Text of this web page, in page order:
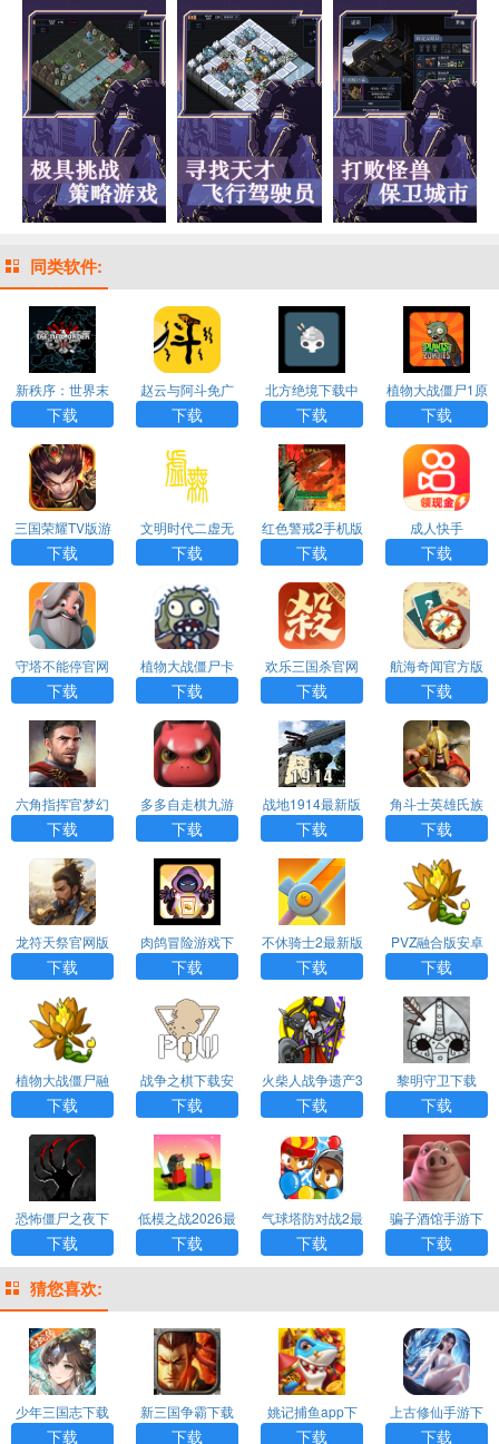
同类软件:
新秩序：世界末
日汉化版游戏AP
P下载
下载
赵云与阿斗免广
告版下载
下载
北方绝境下载中
文版
下载
植物大战僵尸1原
版下载中文版
下载
三国荣耀TV版游
戏APP下载
下载
文明时代二虚无
中文版下载
下载
红色警戒2手机版
下载
成人快手
下载
守塔不能停官网
版下载
下载
植物大战僵尸卡
牌肉鸽手机版下
载
下载
欢乐三国杀官网
版下载安卓版
下载
航海奇闻官方版
下载手机版
下载
六角指挥官梦幻
英雄下载安装最
新版
下载
多多自走棋九游
版最新版
下载
战地1914最新版
本
下载
角斗士英雄氏族
战争安卓版下载
安装
下载
龙符天祭官网版
下载安装手机版
下载
肉鸽冒险游戏下
载最新版
下载
不休骑士2最新版
安卓版下载
下载
PVZ融合版安卓
版下载
下载
植物大战僵尸融
合二创版下载
下载
战争之棋下载安
装手机版
下载
火柴人战争遗产3
最新版本2026下
载
下载
黎明守卫下载
下载
恐怖僵尸之夜下
载
下载
低模之战2026最
新版
下载
气球塔防对战2最
新版下载
下载
骗子酒馆手游下
载最新版
下载
猜您喜欢:
少年三国志下载
下载
新三国争霸下载
下载
姚记捕鱼app下
载
下载
上古修仙手游下
载
下载